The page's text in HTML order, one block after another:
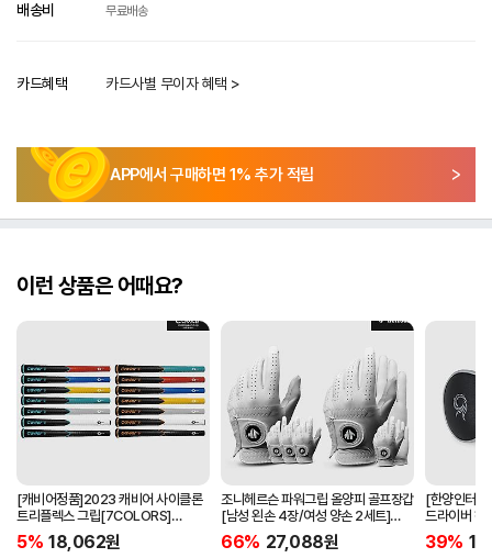
배송비
무료배송
카드혜택 카드사별 무이자 혜택 >
APP에서 구매하면 1% 추가 적립
이런 상품은 어때요?
[캐비어정품]2023 캐비어 사이클론
트리플렉스 그립[7COLORS]
[라운드][39g/42g/46g/50g]
[R/S 토크]
5% 18,062원
조니헤르슨 파워그립 올양피 골프장갑
[남성 왼손 4장/여성 양손 2세트]
[화이트][케이스포함]
66% 27,088원
[한양인터
드라이버 헤
[HD-302]
39%